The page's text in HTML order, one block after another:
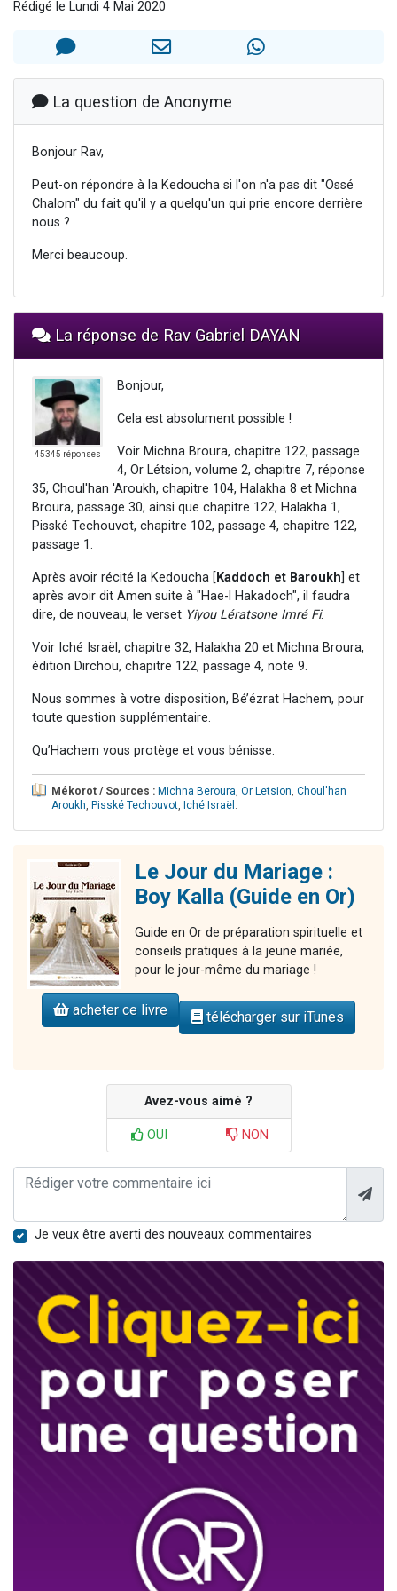
30 personnes viennent de faire un don pour Sauvez la jambe de Yohan
12 nouvelles musiques dans Torah-Box Music
29 personnes viennent de demander une bénédiction
Rédigé le Lundi 4 Mai 2020
La question de Anonyme
Bonjour Rav,
Peut-on répondre à la Kedoucha si l'on n'a pas dit "Ossé
Chalom" du fait qu'il y a quelqu'un qui prie encore derrière
nous ?
Merci beaucoup.
La réponse de Rav Gabriel DAYAN
45345 réponses
Bonjour,
Cela est absolument possible !
Voir Michna Broura, chapitre 122, passage
4, Or Létsion, volume 2, chapitre 7, réponse
35, Choul'han 'Aroukh, chapitre 104, Halakha 8 et Michna
Broura, passage 30, ainsi que chapitre 122, Halakha 1,
Pisské Techouvot, chapitre 102, passage 4, chapitre 122,
passage 1.
Après avoir récité la Kedoucha [ Kaddoch et Baroukh ] et
après avoir dit Amen suite à "Hae-l Hakadoch", il faudra
dire, de nouveau, le verset Yiyou Lératsone Imré Fi.
Voir Iché Israël, chapitre 32, Halakha 20 et Michna Broura,
édition Dirchou, chapitre 122, passage 4, note 9.
Nous sommes à votre disposition, Bé’ézrat Hachem, pour
toute question supplémentaire.
Qu’Hachem vous protège et vous bénisse.
Mékorot / Sources : Michna Beroura, Or Letsion, Choul'han
Aroukh, Pisské Techouvot, Iché Israël .
Le Jour du Mariage :
Boy Kalla (Guide en Or)
Guide en Or de préparation spirituelle et
conseils pratiques à la jeune mariée,
pour le jour-même du mariage !
acheter ce livre télécharger sur iTunes
Avez-vous aimé ?
OUI NON
Je veux être averti des nouveaux commentaires